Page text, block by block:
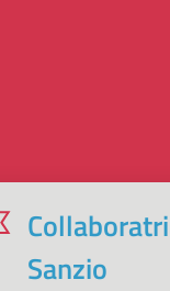
Sanzio